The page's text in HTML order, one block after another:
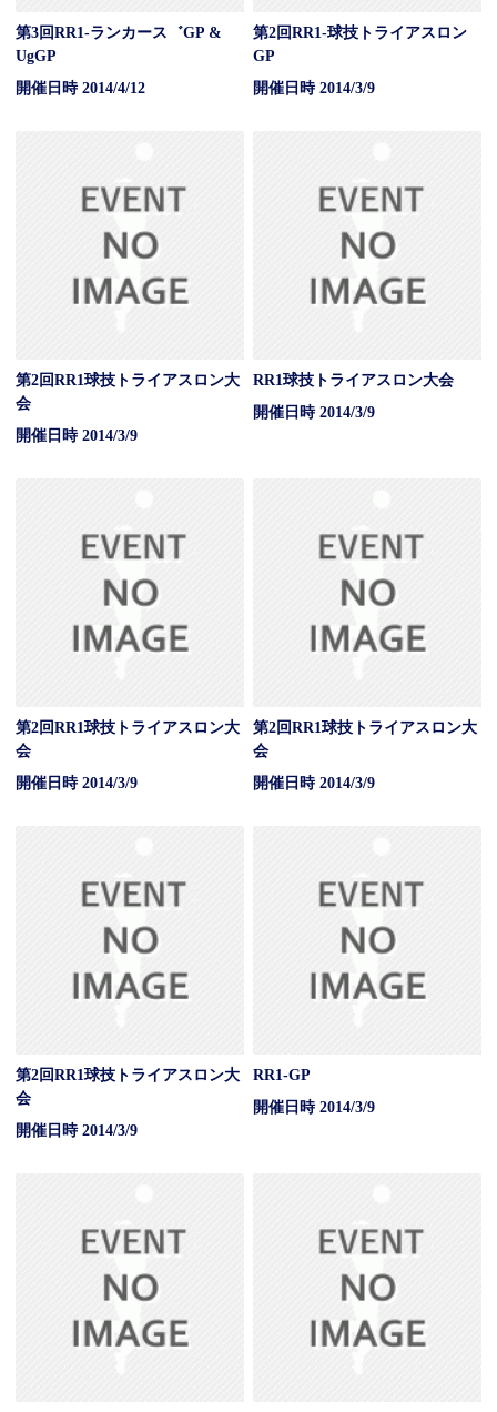
第3回RR1-ランカース゛GP &
UgGP
開催日時 2014/4/12
第2回RR1-球技トライアスロン
GP
開催日時 2014/3/9
第2回RR1球技トライアスロン大
会
開催日時 2014/3/9
RR1球技トライアスロン大会
開催日時 2014/3/9
第2回RR1球技トライアスロン大
会
開催日時 2014/3/9
第2回RR1球技トライアスロン大
会
開催日時 2014/3/9
第2回RR1球技トライアスロン大
会
開催日時 2014/3/9
RR1-GP
開催日時 2014/3/9